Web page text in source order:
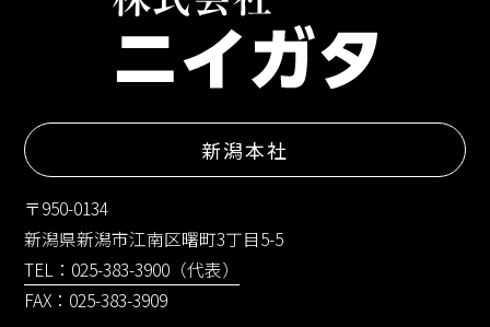
新潟本社
〒950-0134
新潟県新潟市江南区曙町3丁目5-5
TEL：025-383-3900（代表）
FAX：025-383-3909